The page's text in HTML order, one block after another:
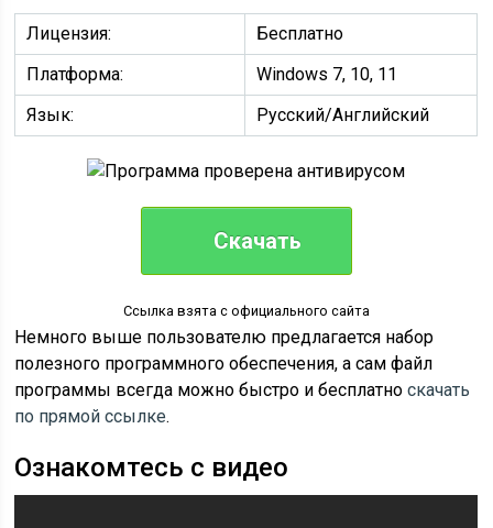
Лицензия:
Бесплатно
Платформа:
Windows 7, 10, 11
Язык:
Русский/Английский
Скачать
Ссылка взята с официального сайта
Немного выше пользователю предлагается набор
полезного программного обеспечения, а сам файл
программы всегда можно быстро и бесплатноскачать
по прямой ссылке.
Ознакомтесь с видео